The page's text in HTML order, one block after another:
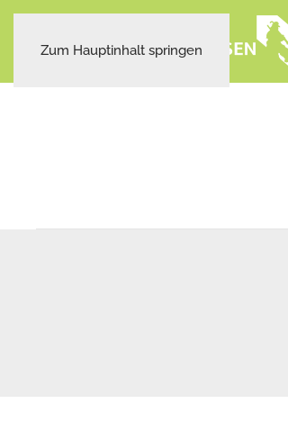
Zum Hauptinhalt springen